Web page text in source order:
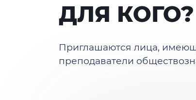
ДЛЯ КОГО?
Приглашаются лица,
преподаватели